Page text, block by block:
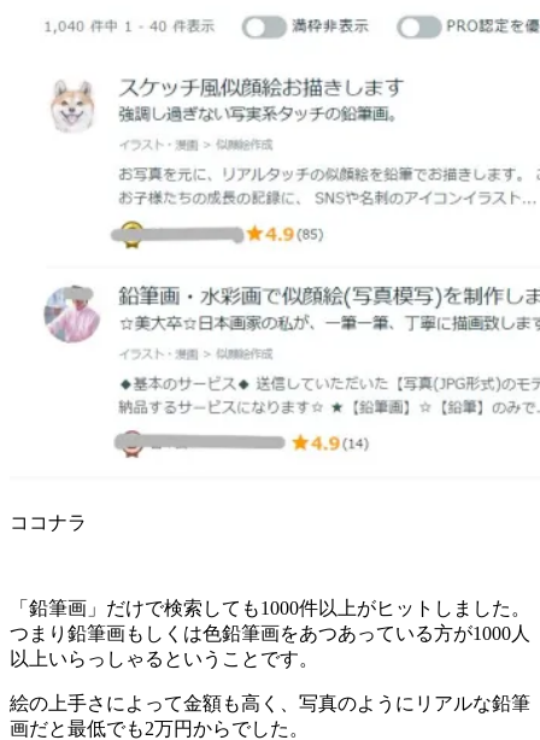
ココナラ
「鉛筆画」だけで検索しても1000件以上がヒットしました。
つまり鉛筆画もしくは色鉛筆画をあつあっている方が1000人
以上いらっしゃるということです。
絵の上手さによって金額も高く、写真のようにリアルな鉛筆
画だと最低でも2万円からでした。